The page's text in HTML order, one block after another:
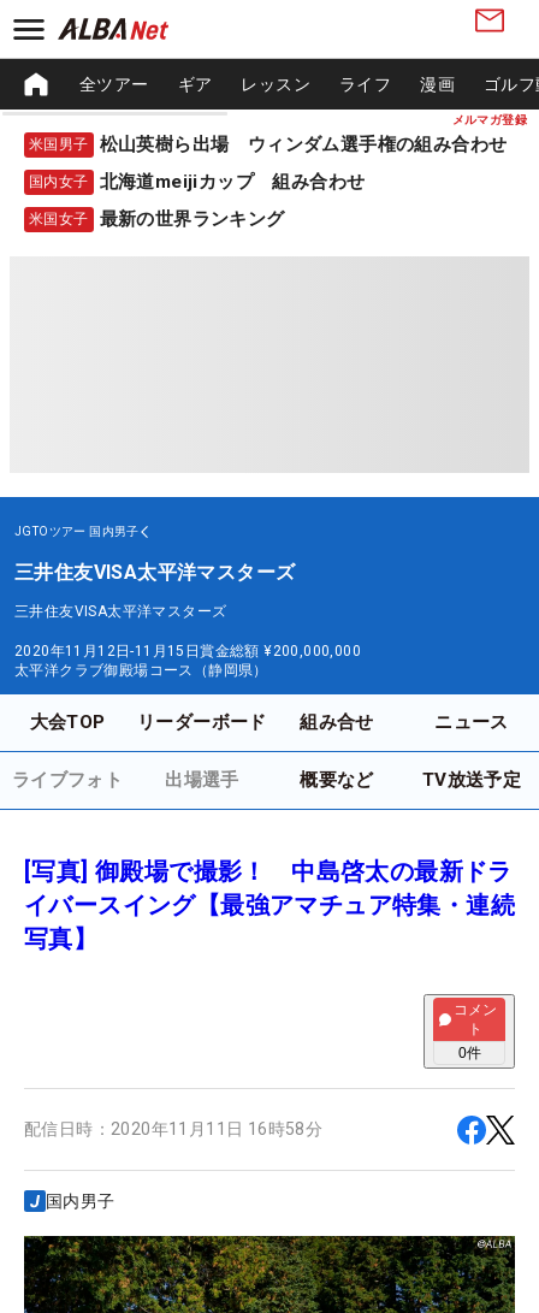
メルマガ登録
全ツアー ギア レッスン ライフ 漫画 ゴル
米国男子 松山英樹ら出場 ウィンダム選手権の組み合わせ
国内女子 北海道meijiカップ 組み合わせ
米国女子 最新の世界ランキング
JGTOツアー 国内男子
三井住友VISA太平洋マスターズ
三井住友VISA太平洋マスターズ
2020年11月12日-11月15日賞金総額 ¥200,000,000
太平洋クラブ御殿場コース（静岡県）
大会TOP リーダーボード 組み合せ ニュース
ライブフォト 出場選手 概要など TV放送予定
[写真] 御殿場で撮影！ 中島啓太の最新ドラ
イバースイング【最強アマチュア特集・連続
写真】
コメン
ト
0件
配信日時： 2020年11月11日 16時58分
国内男子